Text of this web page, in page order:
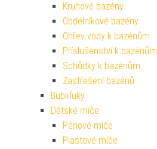
Kruhové bazény
Obdélníkové bazény
Ohřev vody k bazénům
Příslušenství k bazénům
Schůdky k bazénům
Zastřešení bazénů
Bublifuky
Dětské míče
Pěnové míče
Plastové míče